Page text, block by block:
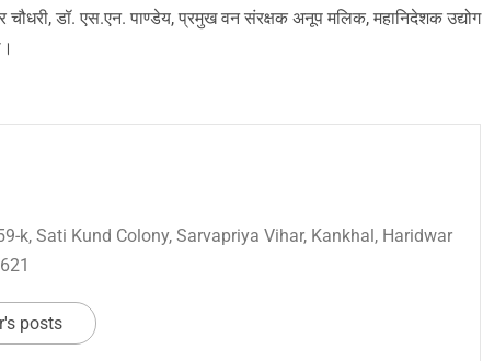
चौधरी, डॉ. एस.एन. पाण्डेय, प्रमुख वन संरक्षक अनूप मलिक, महानिदेशक उद्योग
k, Sati Kund Colony, Sarvapriya Vihar, Kankhal, Haridwar
posts